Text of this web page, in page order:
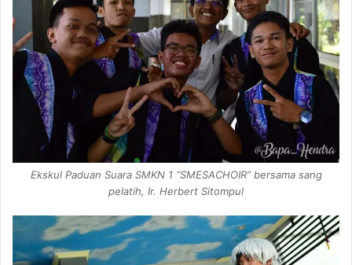
Ekskul Paduan Suara SMKN 1 “SMESACHOIR” bersama sang
pelatih, Ir. Herbert Sitompul